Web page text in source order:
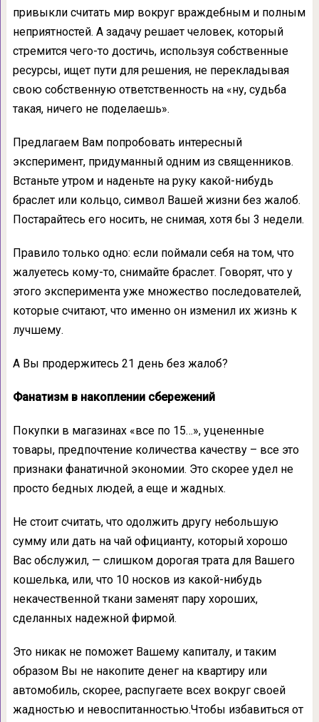
привыкли считать мир вокруг враждебным и полным
неприятностей. А задачу решает человек, который
стремится чего-то достичь, используя собственные
ресурсы, ищет пути для решения, не перекладывая
свою собственную ответственность на «ну, судьба
такая, ничего не поделаешь».
Предлагаем Вам попробовать интересный
эксперимент, придуманный одним из священников.
Встаньте утром и наденьте на руку какой-нибудь
браслет или кольцо, символ Вашей жизни без жалоб.
Постарайтесь его носить, не снимая, хотя бы 3 недели.
Правило только одно: если поймали себя на том, что
жалуетесь кому-то, снимайте браслет. Говорят, что у
этого эксперимента уже множество последователей,
которые считают, что именно он изменил их жизнь к
лучшему.
А Вы продержитесь 21 день без жалоб?
Фанатизм в накоплении сбережений
Покупки в магазинах «все по 15…», уцененные
товары, предпочтение количества качеству – все это
признаки фанатичной экономии. Это скорее удел не
просто бедных людей, а еще и жадных.
Не стоит считать, что одолжить другу небольшую
сумму или дать на чай официанту, который хорошо
Вас обслужил, — слишком дорогая трата для Вашего
кошелька, или, что 10 носков из какой-нибудь
некачественной ткани заменят пару хороших,
сделанных надежной фирмой.
Это никак не поможет Вашему капиталу, и таким
образом Вы не накопите денег на квартиру или
автомобиль, скорее, распугаете всех вокруг своей
жадностью и невоспитанностью.Чтобы избавиться от